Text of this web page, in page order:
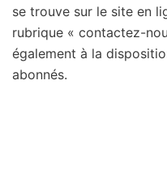
se trouve sur le site en
rubrique « contactez-
également à la
abonnés.